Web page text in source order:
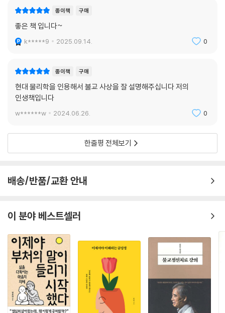
종이책 구매
좋은 책 입니다~
k*****9 2025.09.14. 0
종이책 구매
현대 물리학을 인용해서 불교 사상을 잘 설명해주십니다 저의
인생책입니다
w******w 2024.06.26. 0
한줄평 전체보기
배송/반품/교환 안내
이 분야 베스트셀러